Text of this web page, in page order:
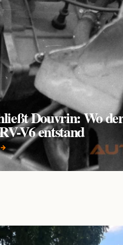
Douvrin: Wo
V6 entstand
→